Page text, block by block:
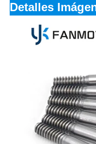
Detalles